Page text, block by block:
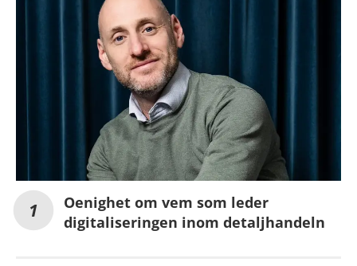
Oenighet om vem som leder
digitaliseringen inom detaljhandeln